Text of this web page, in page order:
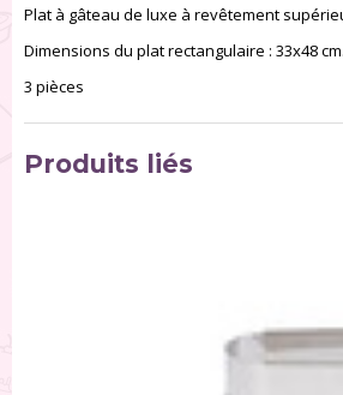
Plat à gâteau de luxe à revêtement
Dimensions du plat rectangulaire : 33x48 cm.
3 pièces
Produits liés